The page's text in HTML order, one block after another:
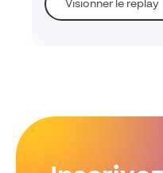
Visionner le replay